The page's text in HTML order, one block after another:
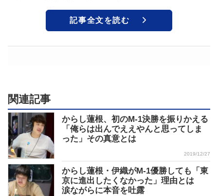
記事全文を読む
関連記事
からし蓮根、初のM-1決勝を振りかえる
「俺らは出んでええやんと思ってしま
った」その真意とは
2019/12/27
からし蓮根・伊織がM-1優勝しても「東
京に進出したくなかった」理由とは
涙ながらに本音を吐露